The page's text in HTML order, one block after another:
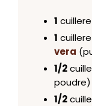
1
1
vera
1/2
poudre)
1/2